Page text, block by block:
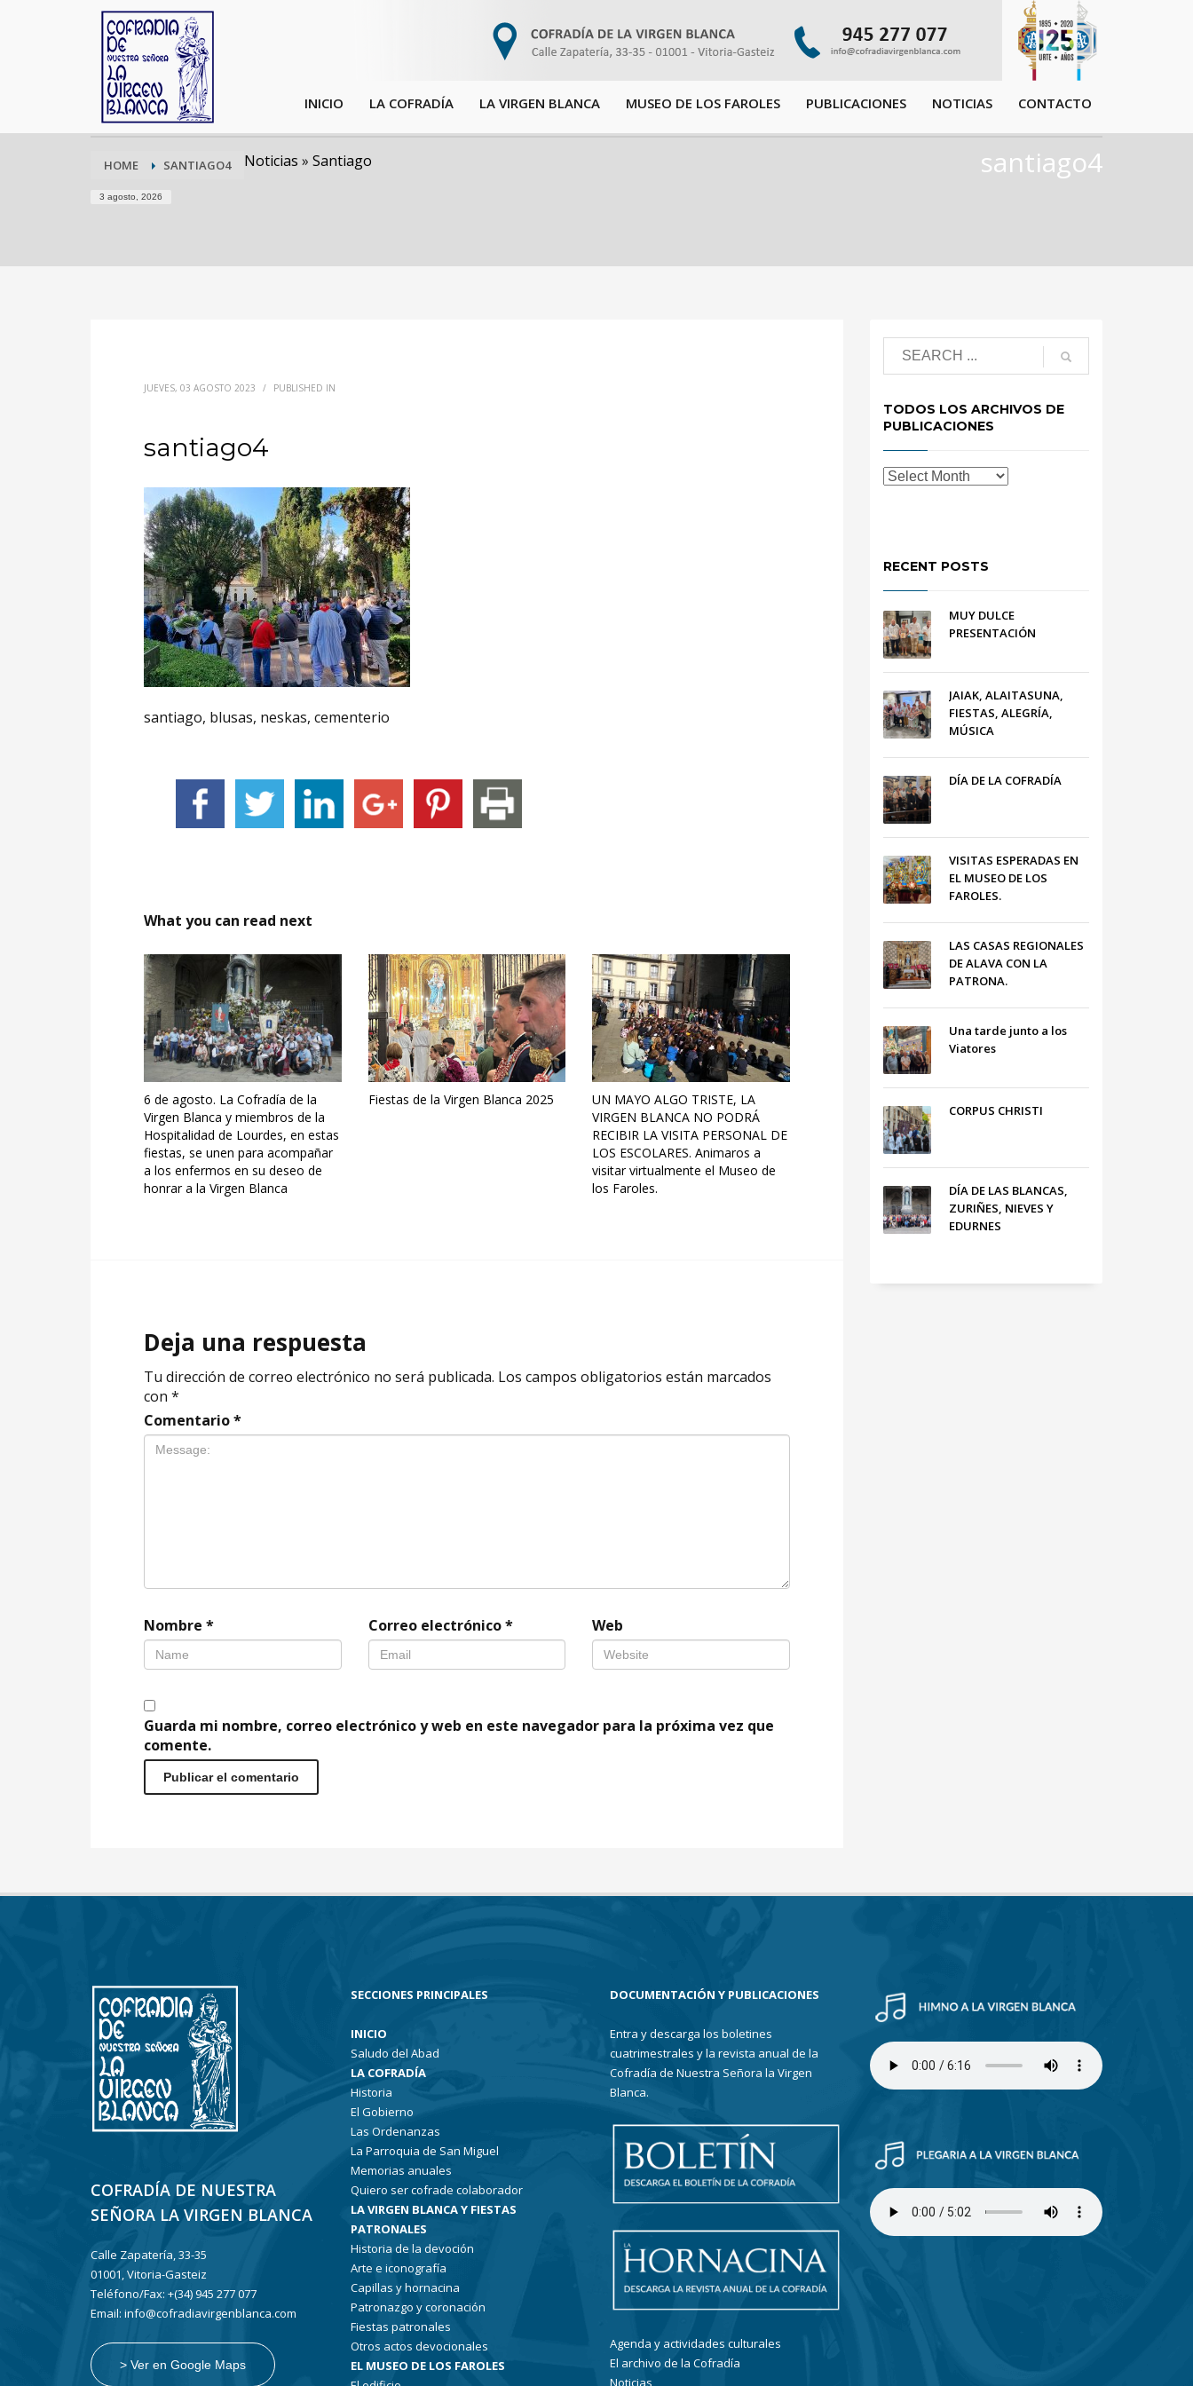
INICIO LA COFRADÍA LA VIRGEN BLANCA MUSEO DE LOS FAROLES PUBLICACIONES NOTICIAS CONTACTO
HOME Noticias » Santiago
SANTIAGO4
3 agosto, 2026
santiago4
JUEVES, 03 AGOSTO 2023 / PUBLISHED IN
santiago4
santiago, blusas, neskas, cementerio
What you can read next
6 de agosto. La Cofradía de la
Virgen Blanca y miembros de la
Hospitalidad de Lourdes, en estas
fiestas, se unen para acompañar
a los enfermos en su deseo de
honrar a la Virgen Blanca
Fiestas de la Virgen Blanca 2025
UN MAYO ALGO TRISTE, LA
VIRGEN BLANCA NO PODRÁ
RECIBIR LA VISITA PERSONAL DE
LOS ESCOLARES. Animaros a
visitar virtualmente el Museo de
los Faroles.
Deja una respuesta
Tu dirección de correo electrónico no será publicada. Los campos obligatorios están marcados
con *
Comentario*
Nombre * Correo electrónico* Web
Guarda mi nombre, correo electrónico y web en este navegador para la próxima vez que
comente.
TODOS LOS ARCHIVOS DE
PUBLICACIONES
RECENT POSTS
MUY DULCE
PRESENTACIÓN
JAIAK, ALAITASUNA,
FIESTAS, ALEGRÍA,
MÚSICA
DÍA DE LA COFRADÍA
VISITAS ESPERADAS EN
EL MUSEO DE LOS
FAROLES.
LAS CASAS REGIONALES
DE ALAVA CON LA
PATRONA.
Una tarde junto a los
Viatores
CORPUS CHRISTI
DÍA DE LAS BLANCAS,
ZURIÑES, NIEVES Y
EDURNES
COFRADÍA DE NUESTRA
SEÑORA LA VIRGEN BLANCA
Calle Zapatería, 33-35
01001, Vitoria-Gasteiz
Teléfono/Fax: +(34) 945 277 077
Email: info@cofradiavirgenblanca.com
> Ver en Google Maps
SECCIONES PRINCIPALES
INICIO
Saludo del Abad
LA COFRADÍA
Historia
El Gobierno
Las Ordenanzas
La Parroquia de San Miguel
Memorias anuales
Quiero ser cofrade colaborador
LA VIRGEN BLANCA Y FIESTAS
PATRONALES
Historia de la devoción
Arte e iconografía
Capillas y hornacina
Patronazgo y coronación
Fiestas patronales
Otros actos devocionales
EL MUSEO DE LOS FAROLES
DOCUMENTACIÓN Y PUBLICACIONES
Entra y descarga los boletines
cuatrimestrales y la revista anual de la
Cofradía de Nuestra Señora la Virgen
Blanca.
Agenda y actividades culturales
El archivo de la Cofradía
Noticias